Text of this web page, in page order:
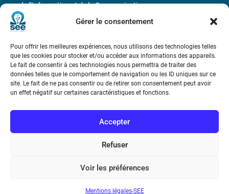
Gérer le consentement
Pour offrir les meilleures expériences, nous utilisons des technologies telles
que les cookies pour stocker et/ou accéder aux informations des appareils.
Le fait de consentir à ces technologies nous permettra de traiter des
données telles que le comportement de navigation ou les ID uniques sur ce
site. Le fait de ne pas consentir ou de retirer son consentement peut avoir
un effet négatif sur certaines caractéristiques et fonctions.
Accepter
Refuser
Voir les préférences
Mentions légales-SEE
Bicentenaire des découvertes d’André-
Conditions Générales de Vente
de l’Information et de la Communication
17 rue de l’Amiral Hamelin
Métro : « Boissière » Ligne 6 et « Iéna » Ligne 9
Téléphone : (+33) 1 56 90 37 17
N° de SIREN : 785 393 232, Code APE : 9412Z TVA intra-
communautaire : FR44 785 393 232